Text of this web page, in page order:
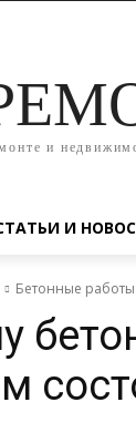
и
И
Бетонные работы